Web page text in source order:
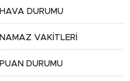
HAVA DURUMU
NAMAZ VAKİTLERİ
PUAN DURUMU